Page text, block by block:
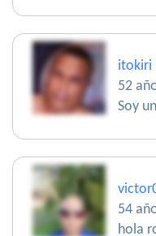
itokiri
52
Soy
54
hola